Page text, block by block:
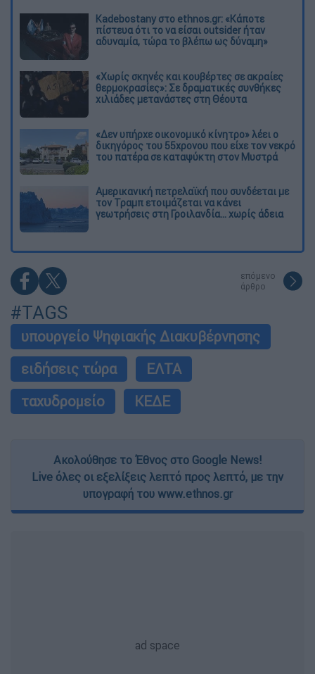
Kadebostany στο ethnos.gr: «Κάποτε
πίστευα ότι το να είσαι outsider ήταν
αδυναμία, τώρα το βλέπω ως δύναμη»
«Χωρίς σκηνές και κουβέρτες σε ακραίες
θερμοκρασίες»: Σε δραματικές συνθήκες
χιλιάδες μετανάστες στη Θέουτα
«Δεν υπήρχε οικονομικό κίνητρο» λέει ο
δικηγόρος του 55χρονου που είχε τον νεκρό
του πατέρα σε καταψύκτη στον Μυστρά
Αμερικανική πετρελαϊκή που συνδέεται με
τον Τραμπ ετοιμάζεται να κάνει
γεωτρήσεις στη Γροιλανδία... χωρίς άδεια
επόμενο
άρθρο
#TAGS
υπουργείο Ψηφιακής Διακυβέρνησης
ειδήσεις τώρα
ΕΛΤΑ
ταχυδρομείο
ΚΕΔΕ
Ακολούθησε το Έθνος στο Google News!
Live όλες οι εξελίξεις λεπτό προς λεπτό, με την
υπογραφή του www.ethnos.gr